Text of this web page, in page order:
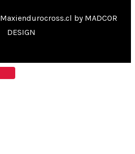
by MADCOR
DESIGN